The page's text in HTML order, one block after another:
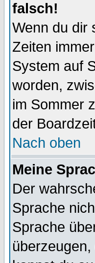
falsch!
Wenn du dir
Zeiten
System auf
worden,
im Sommer
der
Nach oben
Meine
Der
Sprache
Sprache